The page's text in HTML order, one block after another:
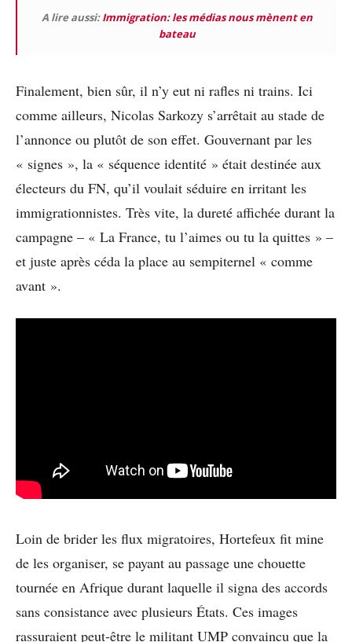
A lire aussi:Immigration: les médias nous mènent en
bateau
Finalement, bien sûr, il n’y eut ni rafles ni trains. Ici
comme ailleurs, Nicolas Sarkozy s’arrêtait au stade de
l’annonce ou plutôt de son effet. Gouvernant par les
« signes », la « séquence identité » était destinée aux
électeurs du FN, qu’il voulait séduire en irritant les
immigrationnistes. Très vite, la dureté affichée durant la
campagne – « La France, tu l’aimes ou tu la quittes » –
et juste après céda la place au sempiternel « comme
avant ».
Loin de brider les flux migratoires, Hortefeux fit mine
de les organiser, se payant au passage une chouette
tournée en Afrique durant laquelle il signa des accords
sans consistance avec plusieurs États. Ces images
rassuraient peut-être le militant UMP convaincu que la